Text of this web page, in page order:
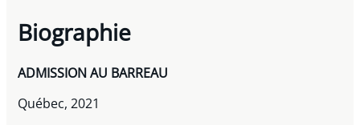
Biographie
ADMISSION AU BARREAU
Québec, 2021